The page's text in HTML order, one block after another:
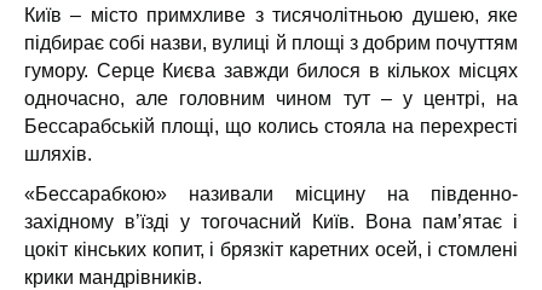
Київ – місто примхливе з тисячолітньою душею, яке
підбирає собі назви, вулиці й площі з добрим почуттям
гумору. Серце Києва завжди билося в кількох місцях
одночасно, але головним чином тут – у центрі, на
Бессарабській площі, що колись стояла на перехресті
шляхів.
«Бессарабкою» називали місцину на південно-
західному в’їзді у тогочасний Київ. Вона пам’ятає і
цокіт кінських копит, і брязкіт каретних осей, і стомлені
крики мандрівників.